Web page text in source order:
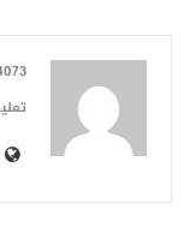
4073